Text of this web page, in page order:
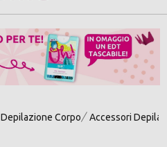
Depilazione Corpo Accessori